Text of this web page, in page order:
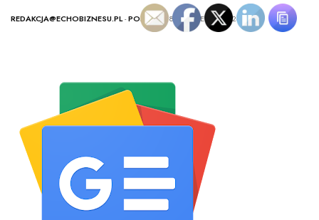
REDAKCJA@ECHOBIZNESU.PL-POLSKA - 18 PAŹDZIERNIKA, 2025